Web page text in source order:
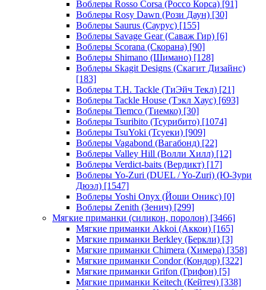
Воблеры Rosso Corsa (Россо Корса) [91]
Воблеры Rosy Dawn (Рози Даун) [30]
Воблеры Saurus (Саурус) [155]
Воблеры Savage Gear (Саваж Гир) [6]
Воблеры Scorana (Скорана) [90]
Воблеры Shimano (Шимано) [128]
Воблеры Skagit Designs (Скагит Дизайнс)
[183]
Воблеры T.H. Tackle (ТиЭйч Текл) [21]
Воблеры Tackle House (Тэкл Хаус) [693]
Воблеры Tiemco (Тиемко) [30]
Воблеры Tsuribito (Тсурибито) [1074]
Воблеры TsuYoki (Тсуеки) [909]
Воблеры Vagabond (Вагабонд) [22]
Воблеры Valley Hill (Волли Хилл) [12]
Воблеры Verdict-baits (Вердикт) [17]
Воблеры Yo-Zuri (DUEL / Yo-Zuri) (Ю-Зури
Дюэл) [1547]
Воблеры Yoshi Onyx (Йоши Оникс) [0]
Воблеры Zenith (Зенич) [299]
Мягкие приманки (силикон, поролон) [3466]
Мягкие приманки Akkoi (Аккои) [165]
Мягкие приманки Berkley (Беркли) [3]
Мягкие приманки Chimera (Химера) [358]
Мягкие приманки Condor (Кондор) [322]
Мягкие приманки Grifon (Грифон) [5]
Мягкие приманки Keitech (Кейтеч) [338]